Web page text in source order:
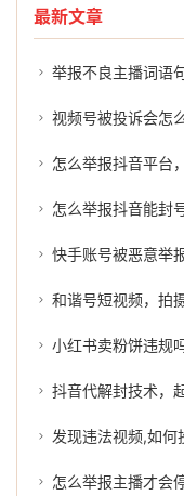
最新文章
举报不良主播词语句子大
视频号被投诉会怎么样
怎么举报抖音平台，
怎么举报抖音能封号
快手账号被恶意举报怎么办，账
和谐号短视频，拍摄并传
小红书卖粉饼违规吗怎么举报他
抖音代解封技术，起底抖音
发现违法视频,如何投诉
怎么举报主播才会停播，